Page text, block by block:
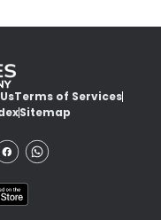
Terms of Services
Sitemap